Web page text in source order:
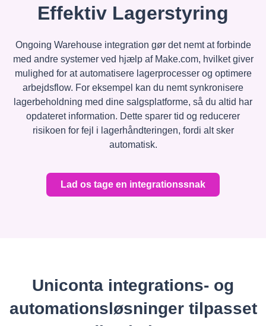
Effektiv Lagerstyring
Ongoing Warehouse integration gør det nemt at forbinde
med andre systemer ved hjælp af Make.com, hvilket giver
mulighed for at automatisere lagerprocesser og optimere
arbejdsflow. For eksempel kan du nemt synkronisere
lagerbeholdning med dine salgsplatforme, så du altid har
opdateret information. Dette sparer tid og reducerer
risikoen for fejl i lagerhåndteringen, fordi alt sker
automatisk.
Lad os tage en integrationssnak
Uniconta integrations- og
automationsløsninger tilpasset